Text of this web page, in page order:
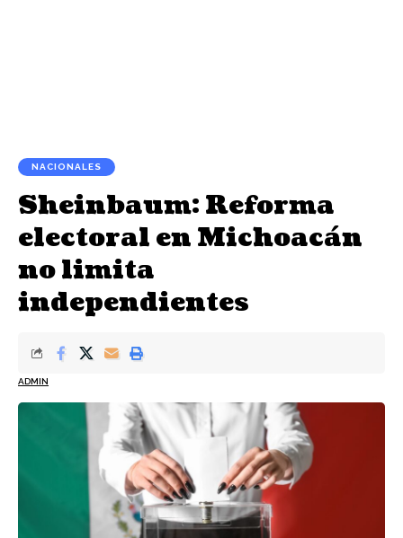
NACIONALES
Sheinbaum: Reforma
electoral en Michoacán
no limita
independientes
ADMIN